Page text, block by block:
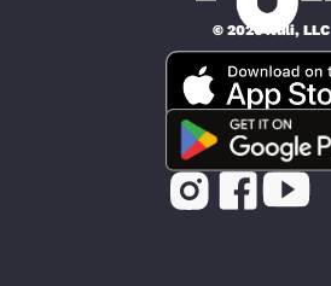
© 2026 Nüli, LLC